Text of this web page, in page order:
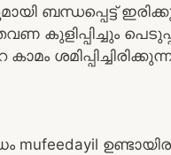
ബന്ധപ്പെട്ട്
കുളിപ്പിച്ചും